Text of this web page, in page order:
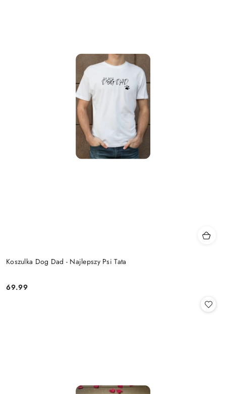
Koszulka Dog Dad - Najlepszy Psi Tata
Cena:
69.99